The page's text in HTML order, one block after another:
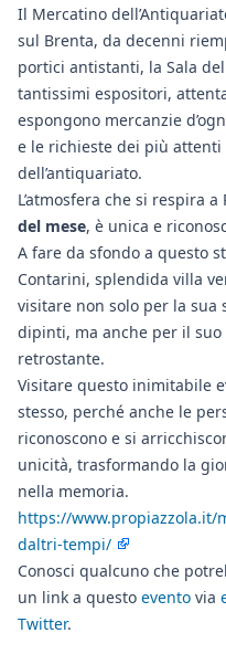
Il Mercatino
sul Brenta, da decenni
portici antistanti, la Sala
tantissimi espositori,
espongono mercanzie
e le richieste dei più
dell’antiquariato.
L’atmosfera che si respira a
del mese, è unica e
A fare da sfondo a questo
Contarini, splendida villa
visitare non solo per la
dipinti, ma anche per il
retrostante.
Visitare questo inimitabile
stesso, perché anche le
riconoscono e si
unicità, trasformando la
nella memoria.
https://www.propiazzola.it/
daltri-tempi/
Conosci qualcuno che
un link a questo evento via
Twitter.